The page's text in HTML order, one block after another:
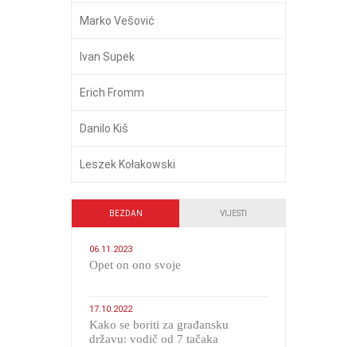
Marko Vešović
Ivan Supek
Erich Fromm
Danilo Kiš
Leszek Kołakowski
BEZDAN VIJESTI
06.11.2023
​Opet on ono svoje
17.10.2022
Kako se boriti za građansku
državu: vodič od 7 tačaka